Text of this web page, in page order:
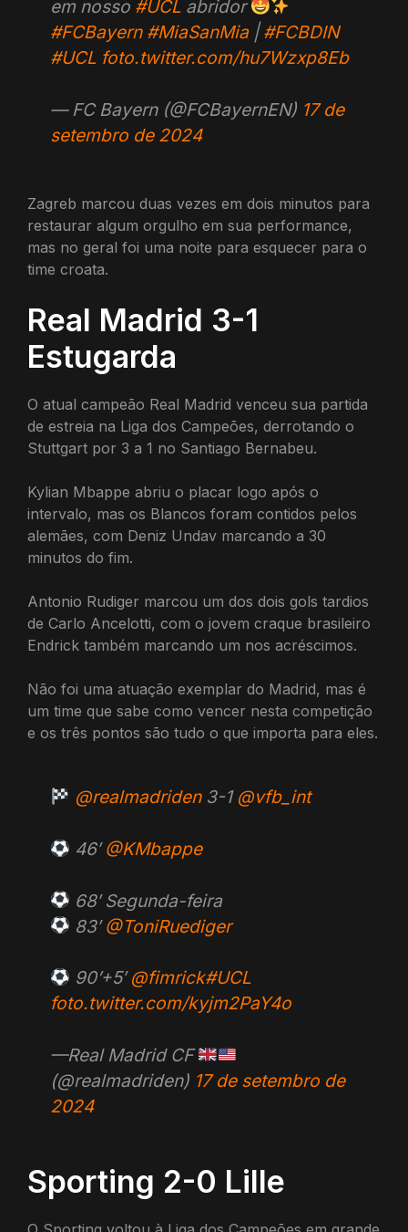
em nosso #UCL abridor
#FCBayern #MiaSanMia|#FCBDIN
#UCL foto.twitter.com/hu7Wzxp8Eb
— FC Bayern (@FCBayernEN) 17 de
setembro de 2024
Zagreb marcou duas vezes em dois minutos para
restaurar algum orgulho em sua performance,
mas no geral foi uma noite para esquecer para o
time croata.
Real Madrid 3-1
Estugarda
O atual campeão Real Madrid venceu sua partida
de estreia na Liga dos Campeões, derrotando o
Stuttgart por 3 a 1 no Santiago Bernabeu.
Kylian Mbappe abriu o placar logo após o
intervalo, mas os Blancos foram contidos pelos
alemães, com Deniz Undav marcando a 30
minutos do fim.
Antonio Rudiger marcou um dos dois gols tardios
de Carlo Ancelotti, com o jovem craque brasileiro
Endrick também marcando um nos acréscimos.
Não foi uma atuação exemplar do Madrid, mas é
um time que sabe como vencer nesta competição
e os três pontos são tudo o que importa para eles.
@realmadriden3-1 @vfb_int
46′@KMbappe
68′ Segunda-feira
83′@ToniRuediger
90’+5′@fimrick#UCL
foto.twitter.com/kyjm2PaY4o
—Real Madrid CF
(@realmadriden) 17 de setembro de
2024
Sporting 2-0 Lille